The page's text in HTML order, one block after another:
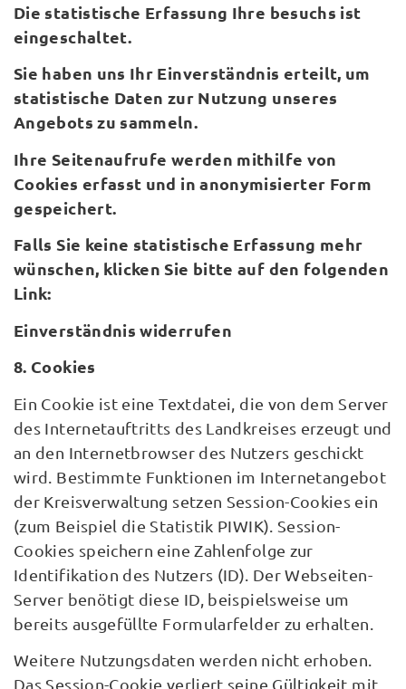
Die statistische Erfassung Ihre besuchs ist
eingeschaltet.
Sie haben uns Ihr Einverständnis erteilt, um
statistische Daten zur Nutzung unseres
Angebots zu sammeln.
Ihre Seitenaufrufe werden mithilfe von
Cookies erfasst und in anonymisierter Form
gespeichert.
Falls Sie keine statistische Erfassung mehr
wünschen, klicken Sie bitte auf den folgenden
Link:
Einverständnis widerrufen
8. Cookies
Ein Cookie ist eine Textdatei, die von dem Server
des Internetauftritts des Landkreises erzeugt und
an den Internetbrowser des Nutzers geschickt
wird. Bestimmte Funktionen im Internetangebot
der Kreisverwaltung setzen Session-Cookies ein
(zum Beispiel die Statistik PIWIK). Session-
Cookies speichern eine Zahlenfolge zur
Identifikation des Nutzers (ID). Der Webseiten-
Server benötigt diese ID, beispielsweise um
bereits ausgefüllte Formularfelder zu erhalten.
Weitere Nutzungsdaten werden nicht erhoben.
Das Session-Cookie verliert seine Gültigkeit mit